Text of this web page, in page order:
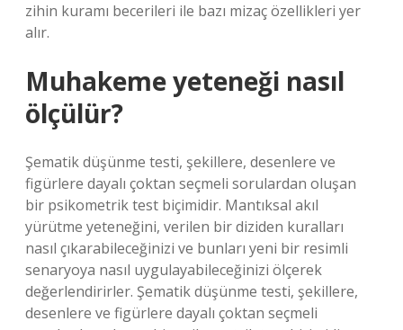
zihin kuramı becerileri ile bazı mizaç özellikleri yer
alır.
Muhakeme yeteneği nasıl
ölçülür?
Şematik düşünme testi, şekillere, desenlere ve
figürlere dayalı çoktan seçmeli sorulardan oluşan
bir psikometrik test biçimidir. Mantıksal akıl
yürütme yeteneğini, verilen bir diziden kuralları
nasıl çıkarabileceğinizi ve bunları yeni bir resimli
senaryoya nasıl uygulayabileceğinizi ölçerek
değerlendirirler. Şematik düşünme testi, şekillere,
desenlere ve figürlere dayalı çoktan seçmeli